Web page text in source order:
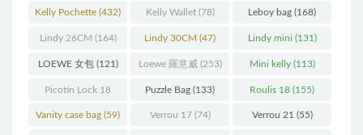
Kelly Pochette (432) Kelly Wallet(78) Leboy bag (168)
Lindy 26CM (164) Lindy 30CM (47) Lindy mini (131)
LOEWE 女包(121) Loewe 羅意威(253) Mini kelly(113)
Picotin Lock 18
(202)
Puzzle Bag (133) Roulis 18 (155)
Vanity case bag (59) Verrou 17(74) Verrou 21 (55)